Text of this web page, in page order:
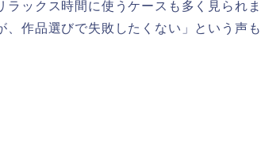
ラックス時間に使うケースも多く見られま
、作品選びで失敗したくない」という声